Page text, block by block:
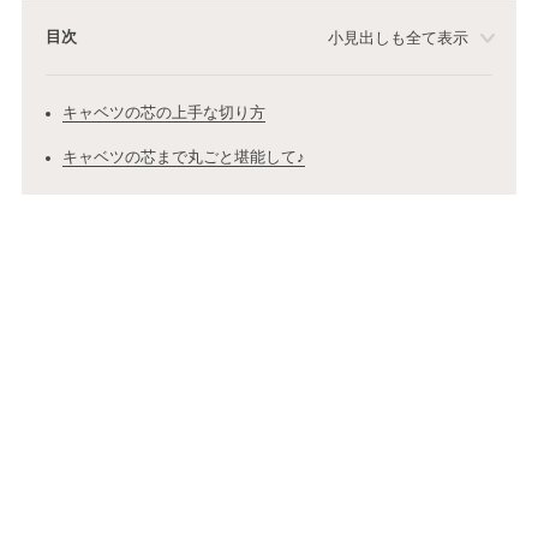
目次 小見出しも全て表示
キャベツの芯の上手な切り方
キャベツの芯まで丸ごと堪能して♪